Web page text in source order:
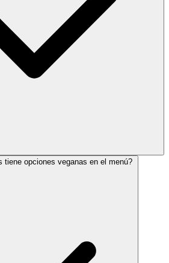
tiene opciones veganas en el menú?